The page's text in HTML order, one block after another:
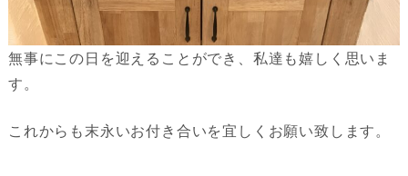
無事にこの日を迎えることができ、私達も嬉しく思いま
す。
これからも末永いお付き合いを宜しくお願い致します。